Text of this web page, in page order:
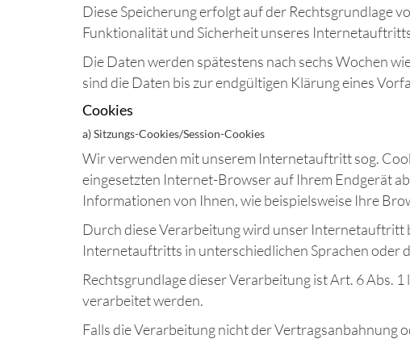
Diese Speicherung erfolgt auf der Rechtsgrundlage
Funktionalität und Sicherheit unseres
Die Daten werden spätestens nach sechs Wochen
sind die Daten bis zur endgültigen Klärung eines
Cookies
a) Sitzungs-Cookies/Session-Cookies
Wir verwenden mit unserem Internetauftritt sog.
eingesetzten Internet-Browser auf Ihrem Endgerät
Informationen von Ihnen, wie beispielsweise Ihre
Durch diese Verarbeitung wird unser Internetauftritt
Internetauftritts in unterschiedlichen Sprachen oder
Rechtsgrundlage dieser Verarbeitung ist Art. 6 Abs.
verarbeitet werden.
Falls die Verarbeitung nicht der Vertragsanbahnung